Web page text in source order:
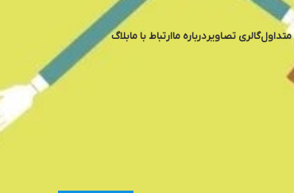
گالری تصاویردرباره ماارتباط با مابلاگ